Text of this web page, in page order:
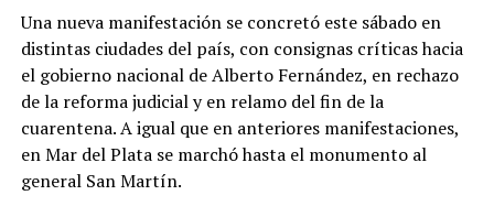
Una nueva manifestación se concretó este sábado en
distintas ciudades del país, con consignas críticas hacia
el gobierno nacional de Alberto Fernández, en rechazo
de la reforma judicial y en relamo del fin de la
cuarentena. A igual que en anteriores manifestaciones,
en Mar del Plata se marchó hasta el monumento al
general San Martín.